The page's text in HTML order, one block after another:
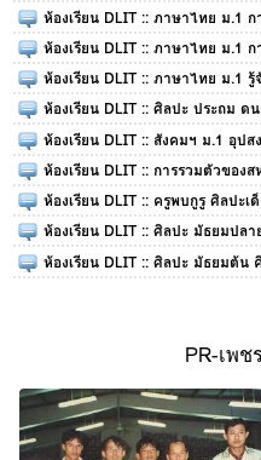
ห้องเรียน DLIT :: ภาษาไทย ม.1
ห้องเรียน DLIT :: ภาษาไทย ม.1
ห้องเรียน DLIT :: ภาษาไทย ม.1
ห้องเรียน DLIT :: ศิลปะ ประถม
ห้องเรียน DLIT :: สังคมฯ ม.1 อุป
ห้องเรียน DLIT :: การรวมตัวของ
ห้องเรียน DLIT :: ครูพบกูรู ศิลปะเ
ห้องเรียน DLIT :: ศิลปะ มัธยมปล
ห้องเรียน DLIT :: ศิลปะ มัธยมต้น
PR-เพ